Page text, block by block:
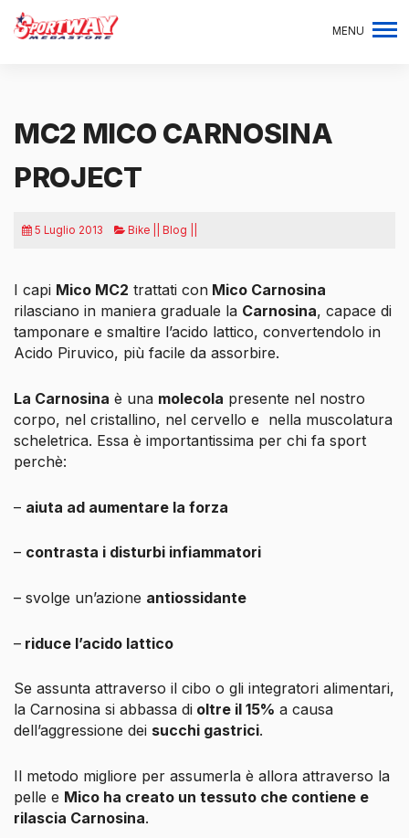
MENU
MC2 MICO CARNOSINA
PROJECT
5 Luglio 2013 Bike || Blog ||
I capi Mico MC2 trattati con Mico Carnosina
rilasciano in maniera graduale la Carnosina, capace di
tamponare e smaltire l’acido lattico, convertendolo in
Acido Piruvico, più facile da assorbire.
La Carnosina è una molecola presente nel nostro
corpo, nel cristallino, nel cervello e nella muscolatura
scheletrica. Essa è importantissima per chi fa sport
perchè:
– aiuta ad aumentare la forza
– contrasta i disturbi infiammatori
– svolge un’azione antiossidante
– riduce l’acido lattico
Se assunta attraverso il cibo o gli integratori alimentari,
la Carnosina si abbassa di oltre il 15% a causa
dell’aggressione dei succhi gastrici.
Il metodo migliore per assumerla è allora attraverso la
pelle e Mico ha creato un tessuto che contiene e
rilascia Carnosina.